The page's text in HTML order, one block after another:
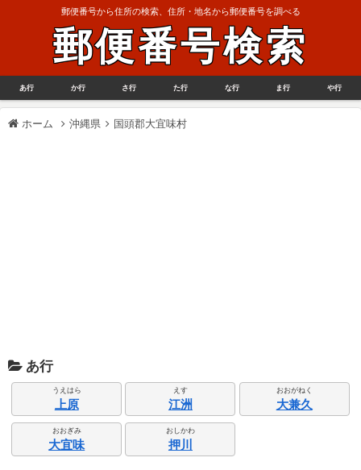
郵便番号から住所の検索、住所・地名から郵便番号を調べる
郵便番号検索
あ行 か行 さ行 た行 な行 ま行 や行
ホーム 沖縄県 国頭郡大宜味村
あ行
うえはら
上原
えす
江洲
おおがねく
大兼久
おおぎみ
大宜味
おしかわ
押川